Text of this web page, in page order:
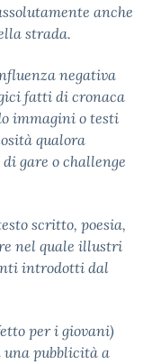
anche
strada.
negativa
fatti di cronaca
immagini o testi
qualora
gare o challenge
scritto, poesia,
nel quale illustri
introdotti dal
per i giovani)
una pubblicità a